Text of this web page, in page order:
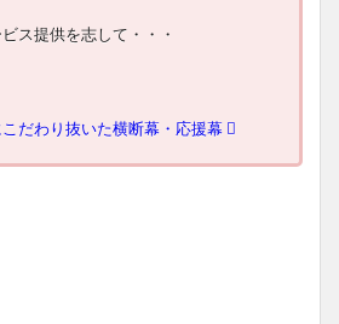
ス提供を志して・・・
だわり抜いた横断幕・応援幕